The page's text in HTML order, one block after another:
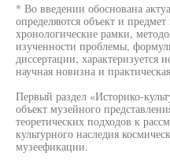
* Во введении обоснована
определяются объект и предмет
хронологические рамки,
изученности проблемы,
диссертации, характеризуется
научная новизна и
Первый раздел «Историко-
объект музейного
теоретических подходов к
культурного наследия
музеефикации.